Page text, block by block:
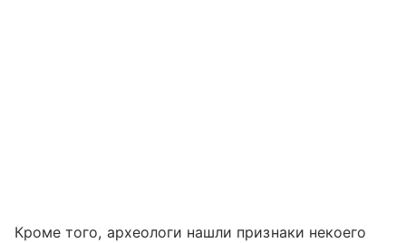
Кроме того, археологи нашли признаки некоего